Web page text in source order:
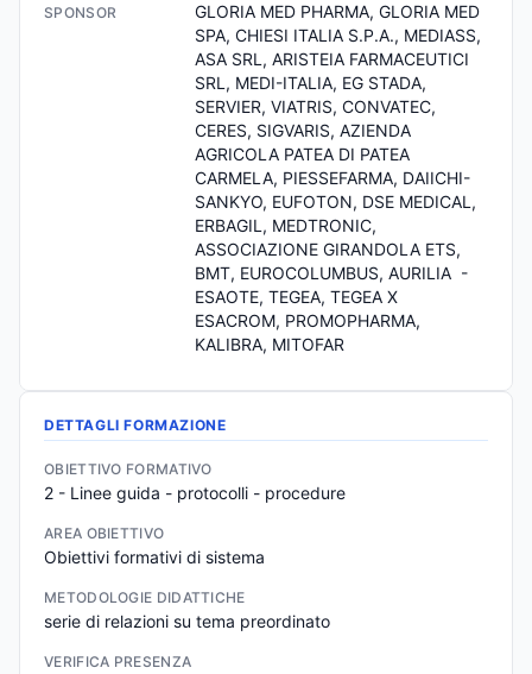
SPONSOR
GLORIA MED PHARMA, GLORIA MED
SPA, CHIESI ITALIA S.P.A., MEDIASS,
ASA SRL, ARISTEIA FARMACEUTICI
SRL, MEDI-ITALIA, EG STADA,
SERVIER, VIATRIS, CONVATEC,
CERES, SIGVARIS, AZIENDA
AGRICOLA PATEA DI PATEA
CARMELA, PIESSEFARMA, DAIICHI-
SANKYO, EUFOTON, DSE MEDICAL,
ERBAGIL, MEDTRONIC,
ASSOCIAZIONE GIRANDOLA ETS,
BMT, EUROCOLUMBUS, AURILIA  -
ESAOTE, TEGEA, TEGEA X
ESACROM, PROMOPHARMA,
KALIBRA, MITOFAR
DETTAGLI FORMAZIONE
OBIETTIVO FORMATIVO
2 - Linee guida - protocolli - procedure
AREA OBIETTIVO
Obiettivi formativi di sistema
METODOLOGIE DIDATTICHE
serie di relazioni su tema preordinato
VERIFICA PRESENZA